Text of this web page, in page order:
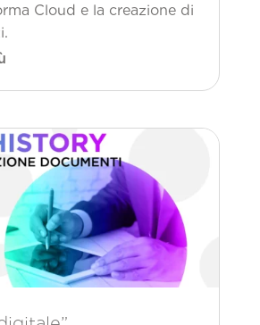
Cloud e la creazione di